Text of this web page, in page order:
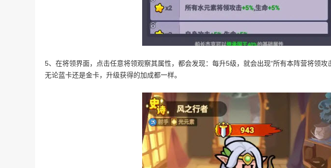
5、在将领界面，点击任意将领观察其属性，都会发现：每升5级，就会出现“所有本阵营将领攻
无论蓝卡还是金卡，升级获得的加成都一样。